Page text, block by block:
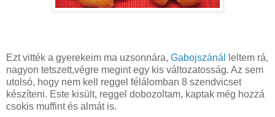
Ezt vitték a gyerekeim ma uzsonnára, Gabojszánál
leltem rá,
nagyon tetszett,végre megint egy kis változatosság. Az sem
utolsó, hogy nem kell reggel félálomban 8 szendvicset
készíteni. Este kisült, reggel dobozoltam, kaptak még hozzá
csokis muffint és almát is.